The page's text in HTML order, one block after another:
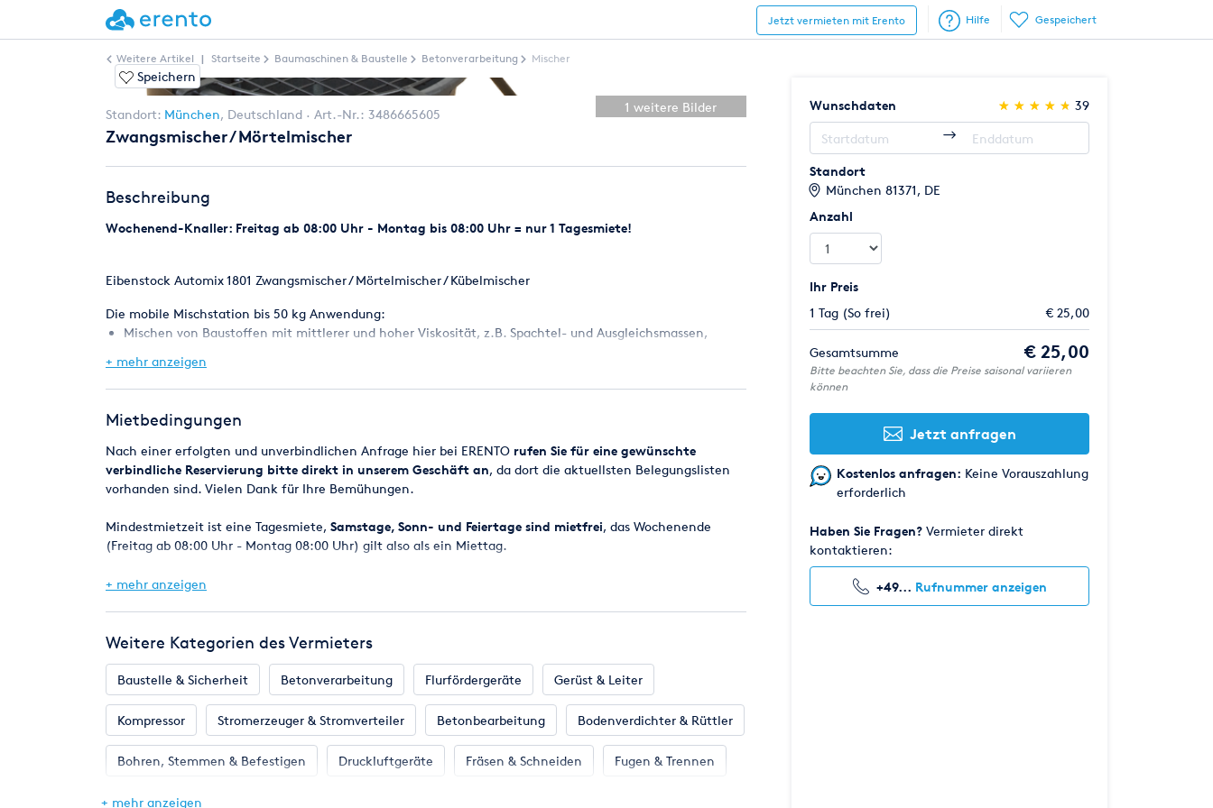
Gespeichert
Jetzt vermieten mit Erento Hilfe
Weitere Artikel | Startseite Baumaschinen & Baustelle Betonverarbeitung Mischer
Speichern
1 weitere Bilder
Standort: München, Deutschland Art.-Nr.: 3486665605
Zwangsmischer / Mörtelmischer
Beschreibung
Wochenend-Knaller: Freitag ab 08:00 Uhr - Montag bis 08:00 Uhr = nur 1 Tagesmiete!
Eibenstock Automix 1801 Zwangsmischer / Mörtelmischer / Kübelmischer
Die mobile Mischstation bis 50 kg Anwendung:
Mischen von Baustoffen mit mittlerer und hoher Viskosität, z.B. Spachtel- und Ausgleichsmassen,
Hoch- und Tiefbau, Galabau, Fußbodensanierer
Robuster Universalmotor sehr hohe Durchzugskraft
Mechanische Sicherheitskupplung
Integriertes Transportgestell mit Zugstange mobiler Einsatz der Mischstation
Werkzeugloses Trennen von Motor und Untergestell
Schutzgitter einfaches, sicheres Entleeren von Sackware
Ausklappbarer Maschinenarm einfacher Behälterwechsel
+ mehr anzeigen
Mietbedingungen
Nach einer erfolgten und unverbindlichen Anfrage hier bei ERENTO rufen Sie für eine gewünschte
verbindliche Reservierung bitte direkt in unserem Geschäft an, da dort die aktuellsten Belegungslisten
vorhanden sind. Vielen Dank für Ihre Bemühungen.
Mindestmietzeit ist eine Tagesmiete, Samstage, Sonn- und Feiertage sind mietfrei, das Wochenende
(Freitag ab 08:00 Uhr - Montag 08:00 Uhr) gilt also als ein Miettag.
Bei Reservierungen werden die Geräte in der Regel ab 8.00 Uhr bereitgestellt, der Miettag endet
Eine Verfügbarkeitsgarantie kann jedoch nicht zugesagt werden, da es vorkommen kann, dass zugesagte
selbstverständlich alles daran setzen, in jedem Fall eine entsprechende Maschine für Sie parat zu haben.
Mietpreise und Kaution
Die angegebenen Mietpreise beziehen sich auf einen Miettag incl. der gesetzlichen Mehrwertsteuer.
Die Kaution ist bei Mietbeginn zu entrichten nur per EC-KARTE MIT PIN oder Kreditkarte (MasterCard -
VISA - AmericanExpress).
+ mehr anzeigen
Weitere Kategorien des Vermieters
Baustelle & Sicherheit Betonverarbeitung Flurfördergeräte Gerüst & Leiter
Kompressor Stromerzeuger & Stromverteiler Betonbearbeitung Bodenverdichter & Rüttler
Bohren, Stemmen & Befestigen Druckluftgeräte Fräsen & Schneiden Fugen & Trennen
Gartengeräte
+ mehr anzeigen
Wunschdaten (*)
★
★
(*) ★
★
(*) ★
★
(*) ★
★
(*) ★
★ 39
Standort
München 81371, DE
Anzahl
Ihr Preis
1 Tag (So frei)
€ 25,00
Gesamtsumme € 25,00
Bitte beachten Sie, dass die Preise saisonal variieren
können
Jetzt anfragen
Kostenlos anfragen: Keine Vorauszahlung
erforderlich
Haben Sie Fragen? Vermieter direkt
kontaktieren:
+49... Rufnummer anzeigen